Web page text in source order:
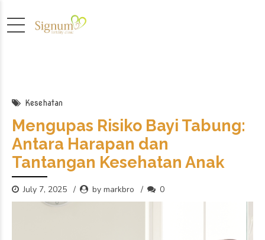
Kesehatan
Mengupas Risiko Bayi Tabung:
Antara Harapan dan
Tantangan Kesehatan Anak
July 7, 2025 by markbro 0